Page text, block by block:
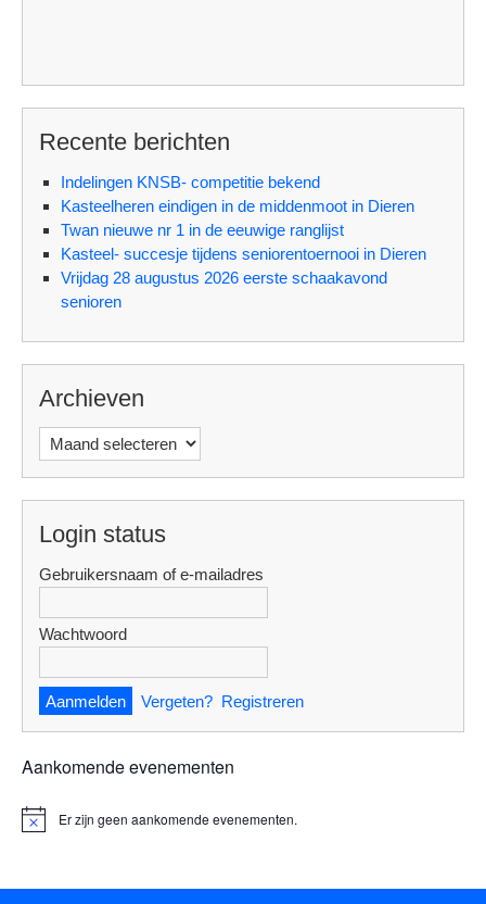
Recente berichten
Indelingen KNSB- competitie bekend
Kasteelheren eindigen in de middenmoot in Dieren
Twan nieuwe nr 1 in de eeuwige ranglijst
Kasteel- succesje tijdens seniorentoernooi in Dieren
Vrijdag 28 augustus 2026 eerste schaakavond
senioren
Archieven
Archieven
Login status
Gebruikersnaam of e-mailadres
Wachtwoord
Vergeten? Registreren
Aankomende evenementen
Er zijn geen aankomende evenementen.